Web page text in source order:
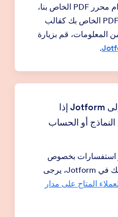
قالب PDF جاهز باستخدام محرر PDF الخاص بنا،
ستتمكن من حفظ ملف PDF الخاص بك كقالب
المعلومات، قم بزيارة
.
كيف يمكنني الوصول إلى Jotform إذا
أو الحساب
استفسارات بخصوص
نماذجك الاونلاين أو حسابك في Jotform، يرجى
المتاح على مدار